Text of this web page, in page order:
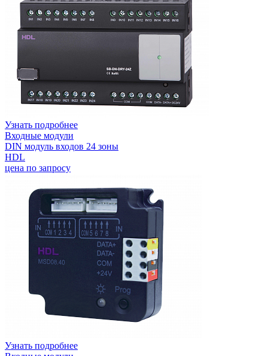
Узнать подробнее
Входные модули
DIN модуль входов 24 зоны
HDL
цена по запросу
Узнать подробнее